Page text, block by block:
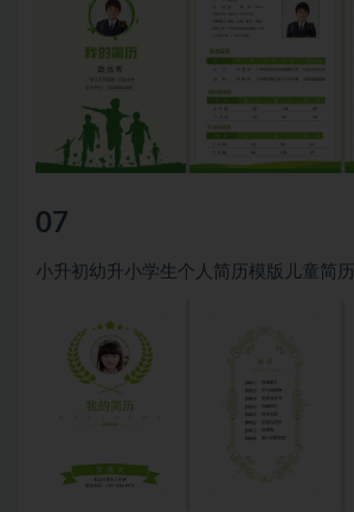
07
小升初幼升小学生个人简历模版儿童简历